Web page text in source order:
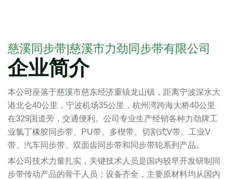
慈溪同步带|慈溪市力劲同步带有限公司
企业简介
本公司座落于慈溪市慈东经济重镇龙山镇，距离宁波深水大
港北仑40公里，宁波机场35公里，杭州湾跨海大桥40公里
在329国道旁，交通便利。公司专业生产经销各种力劲牌工
业氯丁橡胶同步带、PU带、多楔带、切割式V带、工业V
带、汽车同步带、双面齿同步带和同步带轮系列产品。
本公司技术力量扎实，关键技术人员是国内较早开发研制同
步带传动产品的骨干人员；设备齐全，主要原材料均从国内